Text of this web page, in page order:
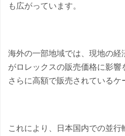
も広がっています。
海外の一部地域では、現地の
がロレックスの販売価格に影
さらに高額で販売されているケ
これにより、日本国内での並